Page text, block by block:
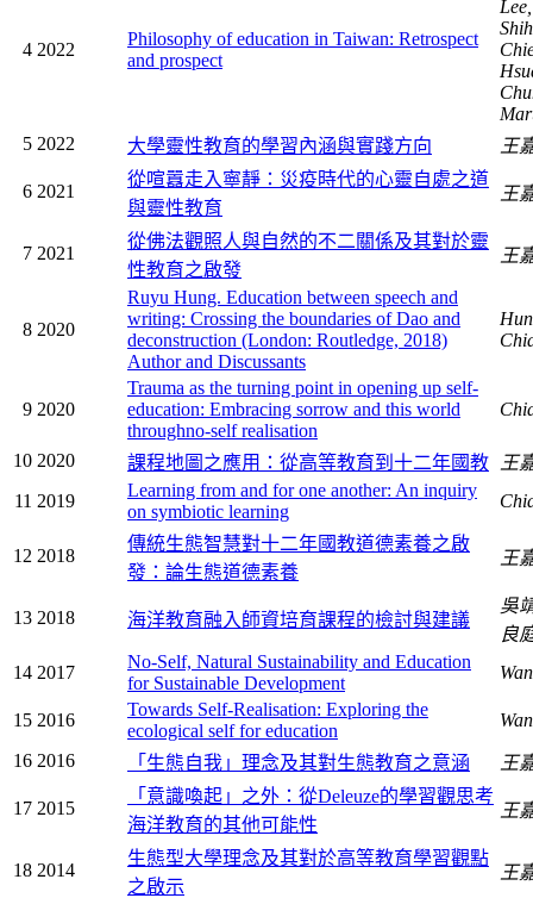
4 2022
Philosophy of education in Taiwan: Retrospect
and prospect
5 2022 大學靈性教育的學習內涵與實踐方向 王
6 2021
從喧囂走入寧靜：災疫時代的心靈自處之道
與靈性教育
王
7 2021
從佛法觀照人與自然的不二關係及其對於靈
性教育之啟發
王
8 2020
Ruyu Hung. Education between speech and
writing: Crossing the boundaries of Dao and
deconstruction (London: Routledge, 2018)
Author and Discussants
9 2020
Trauma as the turning point in opening up self-
education: Embracing sorrow and this world
throughno-self realisation
10 2020 課程地圖之應用：從高等教育到十二年國教
王
11 2019
Learning from and for one another: An inquiry
on symbiotic learning
12 2018
傳統生態智慧對十二年國教道德素養之啟
發：論生態道德素養
王
13 2018 海洋教育融入師資培育課程的檢討與建議
吳
良
14 2017
No-Self, Natural Sustainability and Education
for Sustainable Development
15 2016
Towards Self-Realisation: Exploring the
ecological self for education
16 2016 「生態自我」理念及其對生態教育之意涵 王
17 2015
「意識喚起」之外：從Deleuze的學習觀思考
海洋教育的其他可能性
王
18 2014
生態型大學理念及其對於高等教育學習觀點
之啟示
王